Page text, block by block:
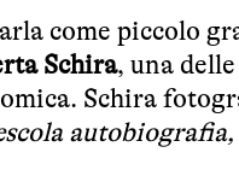
come piccolo
Schira, una
Schira